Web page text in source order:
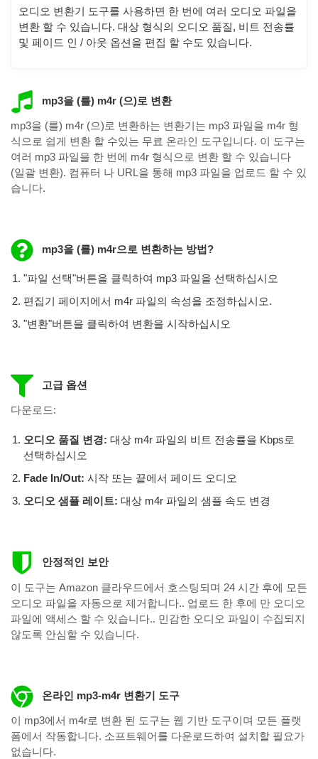
오디오 변환기 도구를 사용하면 한 번에 여러 오디오 파일을
변환 할 수 있습니다. 대상 형식의 오디오 품질, 비트 전송률
및 페이드 인 / 아웃 옵션을 편집 할 수도 있습니다.
mp3을 (를) m4r (으)로 변환
mp3을 (를) m4r (으)로 변환하는 변환기는 mp3 파일을 m4r 형
식으로 쉽게 변환 할 수있는 무료 온라인 도구입니다. 이 도구는
여러 mp3 파일을 한 번에 m4r 형식으로 변환 할 수 있습니다
(일괄 변환). 컴퓨터 나 URL을 통해 mp3 파일을 업로드 할 수 있
습니다.
mp3을 (를) m4r으로 변환하는 방법?
"파일 선택"버튼을 클릭하여 mp3 파일을 선택하십시오
편집기 페이지에서 m4r 파일의 속성을 조정하십시오.
"변환"버튼을 클릭하여 변환을 시작하십시오
고급 옵션
다운로드:
오디오 품질 변경: 대상 m4r 파일의 비트 전송률을 Kbps로
선택하십시오
Fade In/Out: 시작 또는 끝에서 페이드 오디오
오디오 샘플 레이트: 대상 m4r 파일의 샘플 속도 변경
안정적인 보안
이 도구는 Amazon 클라우드에서 호스팅되며 24 시간 후에 모든
오디오 파일을 자동으로 제거합니다.. 업로드 한 후에 만 ​​오디오
파일에 액세스 할 수 있습니다.. 민감한 오디오 파일이 수집되지
않도록 안심할 수 있습니다.
온라인 mp3-m4r 변환기 도구
이 mp3에서 m4r로 변환 된 도구는 웹 기반 도구이며 모든 플랫
폼에서 작동합니다. 소프트웨어를 다운로드하여 설치할 필요가
없습니다.